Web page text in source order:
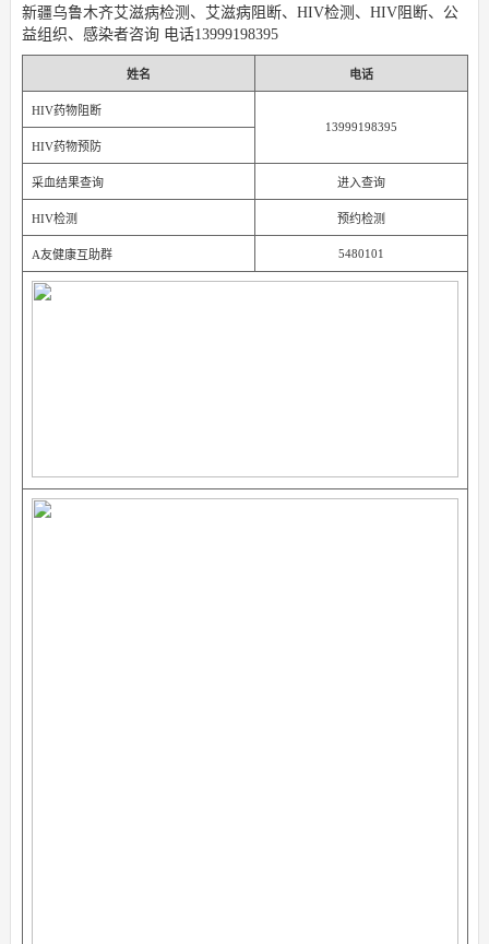
新疆乌鲁木齐艾滋病检测、艾滋病阻断、HIV检测、HIV阻断、公
益组织、感染者咨询 电话13999198395
姓名 电话
HIV药物阻断
13999198395
HIV药物预防
采血结果查询 进入查询
HIV检测 预约检测
A友健康互助群 5480101